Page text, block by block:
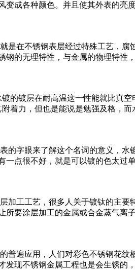
成各种颜色。并且使其外表的亮
是在不锈钢表层经过特殊工艺，
的无理特性，与金属的物理特性
的镀层在耐高温这一性能就比真
着力，但也是能说是勉强及格，
的字眼来了解这个名词的意义，
点很不好，就是可以镀的色太过
加工工艺，很多人关于镀钛的主
要涂层加工的金属或合金蒸气离
遍应用，人们对彩色不锈钢花纹
现不锈钢金属工程也是会生锈的